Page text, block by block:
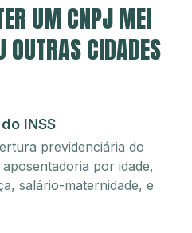
UM CNPJ MEI
CIDADES
INSS
previdenciária do
por idade,
salário-maternidade, e